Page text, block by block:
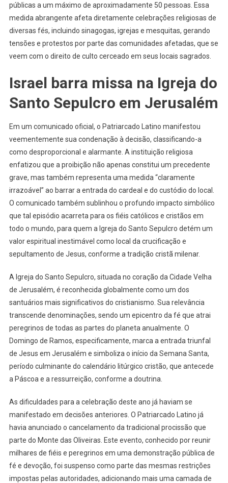
públicas a um máximo de aproximadamente 50 pessoas. Essa
medida abrangente afeta diretamente celebrações religiosas de
diversas fés, incluindo sinagogas, igrejas e mesquitas, gerando
tensões e protestos por parte das comunidades afetadas, que se
veem com o direito de culto cerceado em seus locais sagrados.
Israel barra missa na Igreja do
Santo Sepulcro em Jerusalém
Em um comunicado oficial, o Patriarcado Latino manifestou
veementemente sua condenação à decisão, classificando-a
como desproporcional e alarmante. A instituição religiosa
enfatizou que a proibição não apenas constitui um precedente
grave, mas também representa uma medida “claramente
irrazoável” ao barrar a entrada do cardeal e do custódio do local.
O comunicado também sublinhou o profundo impacto simbólico
que tal episódio acarreta para os fiéis católicos e cristãos em
todo o mundo, para quem a Igreja do Santo Sepulcro detém um
valor espiritual inestimável como local da crucificação e
sepultamento de Jesus, conforme a tradição cristã milenar.
A Igreja do Santo Sepulcro, situada no coração da Cidade Velha
de Jerusalém, é reconhecida globalmente como um dos
santuários mais significativos do cristianismo. Sua relevância
transcende denominações, sendo um epicentro da fé que atrai
peregrinos de todas as partes do planeta anualmente. O
Domingo de Ramos, especificamente, marca a entrada triunfal
de Jesus em Jerusalém e simboliza o início da Semana Santa,
período culminante do calendário litúrgico cristão, que antecede
a Páscoa e a ressurreição, conforme a doutrina.
As dificuldades para a celebração deste ano já haviam se
manifestado em decisões anteriores. O Patriarcado Latino já
havia anunciado o cancelamento da tradicional procissão que
parte do Monte das Oliveiras. Este evento, conhecido por reunir
milhares de fiéis e peregrinos em uma demonstração pública de
fé e devoção, foi suspenso como parte das mesmas restrições
impostas pelas autoridades, adicionando mais uma camada de